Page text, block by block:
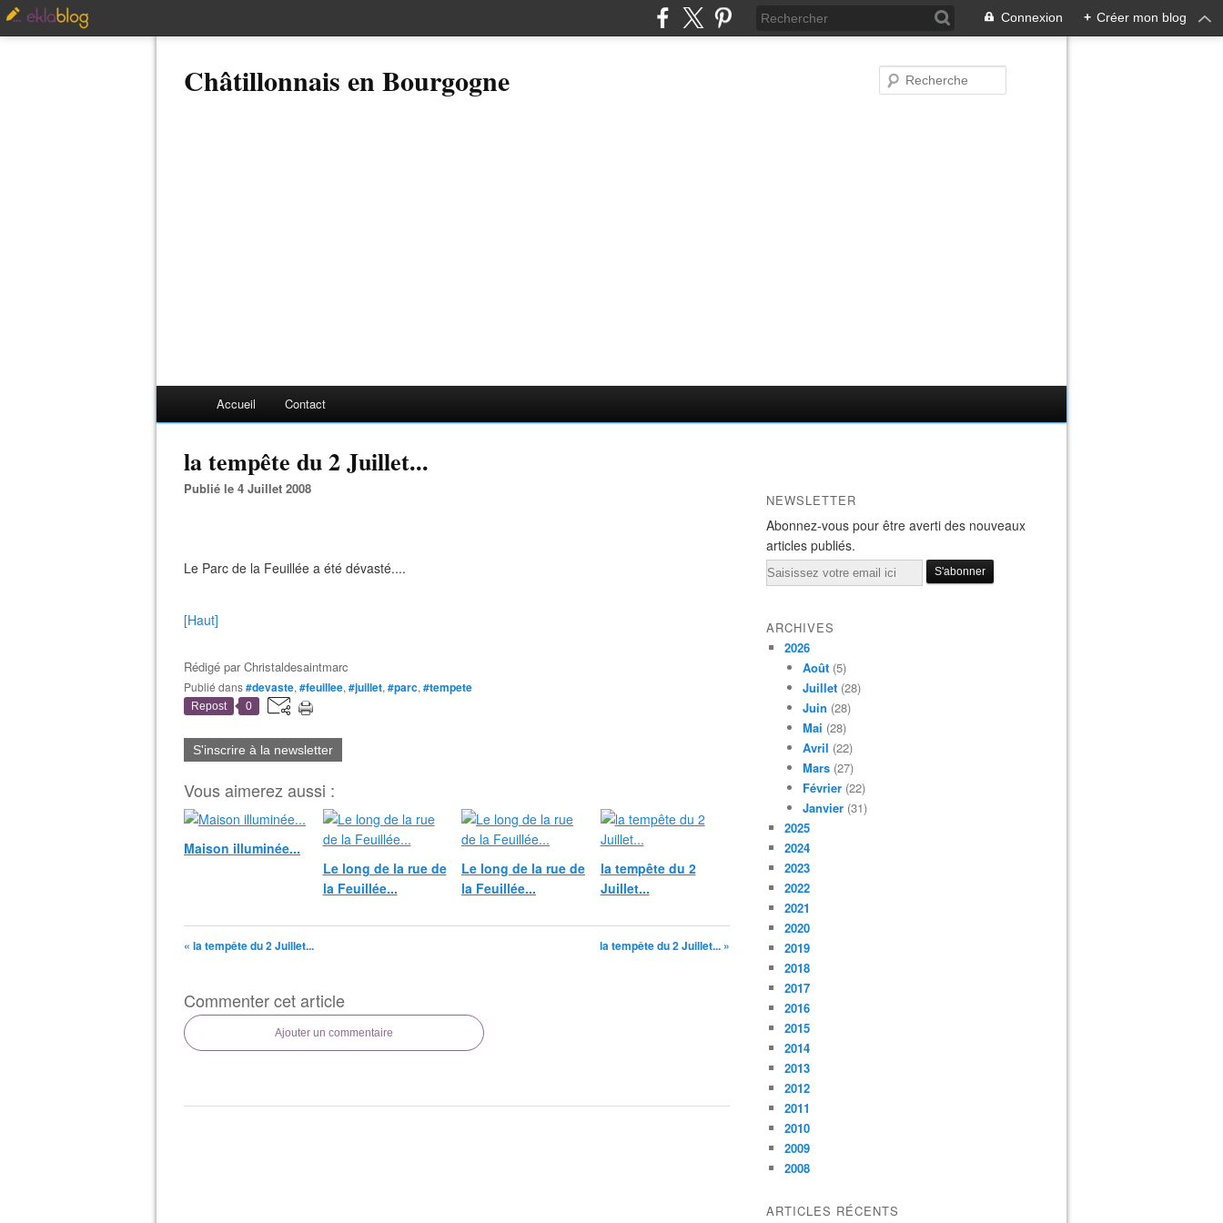
Connexion + Créer mon blog
Châtillonnais en Bourgogne
Accueil Contact
la tempête du 2 Juillet...
Publié le 4 Juillet 2008
Le Parc de la Feuillée a été dévasté....
[Haut]
Rédigé parChristaldesaintmarc
Publié dans#devaste, #feuillee, #juillet, #parc, #tempete
Repost 0
S'inscrire à la newsletter
Vous aimerez aussi :
Maison illuminée...
Le long de la rue de
la Feuillée...
Le long de la rue de
la Feuillée...
la tempête du 2
Juillet...
« la tempête du 2 Juillet... la tempête du 2 Juillet... »
Commenter cet article
Ajouter un commentaire
NEWSLETTER
Abonnez-vous pour être averti des nouveaux
articles publiés.
Email
ARCHIVES
2026
Août (5)
Juillet (28)
Juin (28)
Mai (28)
Avril (22)
Mars (27)
Février (22)
Janvier (31)
2025
2024
2023
2022
2021
2020
2019
2018
2017
2016
2015
2014
2013
2012
2011
2010
2009
2008
ARTICLES RÉCENTS